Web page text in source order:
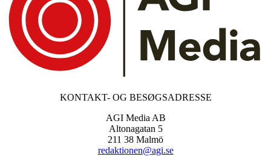
KONTAKT- OG BESØGSADRESSE
AGI Media AB
Altonagatan 5
211 38 Malmö
redaktionen@agi.se